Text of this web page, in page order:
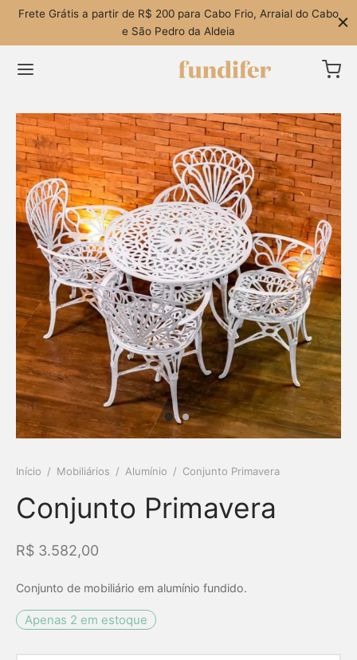
Frete Grátis a partir de R$ 200 para Cabo Frio, Arraial do Cabo
e São Pedro da Aldeia
Início / Mobiliários / Alumínio / Conjunto Primavera
Conjunto Primavera
R$ 3.582,00
Conjunto de mobiliário em alumínio fundido.
Apenas 2 em estoque